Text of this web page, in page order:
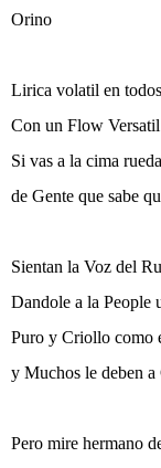
Orino
Lirica volatil en
Con un Flow
Si vas a la cima
de Gente que sabe
Sientan la Voz del
Dandole a la People
Puro y Criollo como
y Muchos le deben a
Pero mire hermano